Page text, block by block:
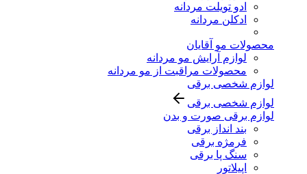
ادو تویلت مردانه
ادکلن مردانه
محصولات مو آقایان
لوازم آرایش مو مردانه
محصولات مراقبت از مو مردانه
لوازم شخصی برقی
لوازم شخصی برقی
لوازم برقی صورت و بدن
بند انداز برقی
فرمژه برقی
سنگ پا برقی
اپیلاتور